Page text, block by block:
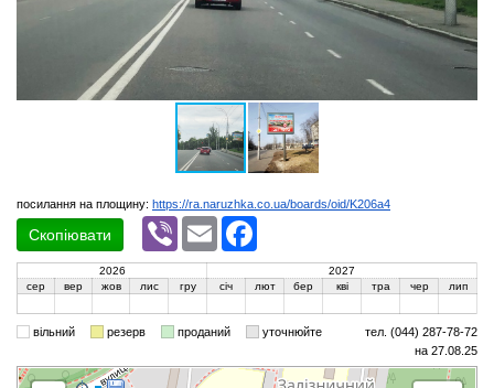
посилання на площину: https://ra.naruzhka.co.ua/boards/oid/K206a4
Скопіювати
Viber Email
2026
2027
сер
вер жов лис гру січ лют бер кві тра чер лип
вільний резерв проданий уточнюйте
тел. (044) 287-78-72
на 27.08.25